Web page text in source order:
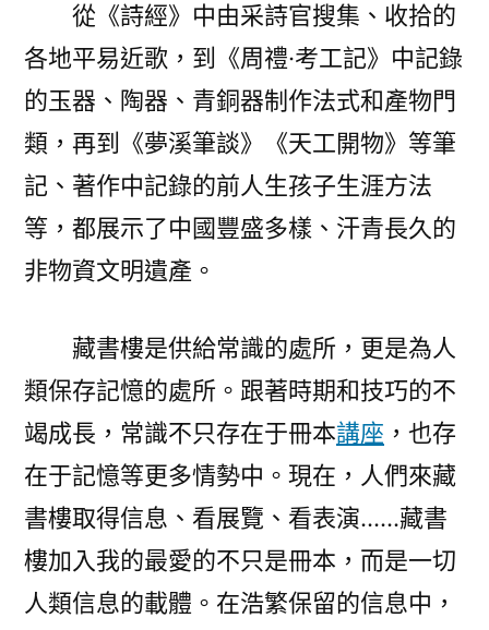
從《詩經》中由采詩官搜集、收拾的
各地平易近歌，到《周禮·考工記》中記錄
的玉器、陶器、青銅器制作法式和產物門
類，再到《夢溪筆談》《天工開物》等筆
記、著作中記錄的前人生孩子生涯方法
等，都展示了中國豐盛多樣、汗青長久的
非物資文明遺產。
藏書樓是供給常識的處所，更是為人
類保存記憶的處所。跟著時期和技巧的不
竭成長，常識不只存在于冊本講座 ，也存
在于記憶等更多情勢中。現在，人們來藏
書樓取得信息、看展覽、看表演……藏書
樓加入我的最愛的不只是冊本，而是一切
人類信息的載體。在浩繁保留的信息中，